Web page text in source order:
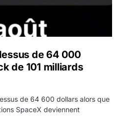
de 64 000
de 101 milliards
de 64 600 dollars alors que
SpaceX deviennent